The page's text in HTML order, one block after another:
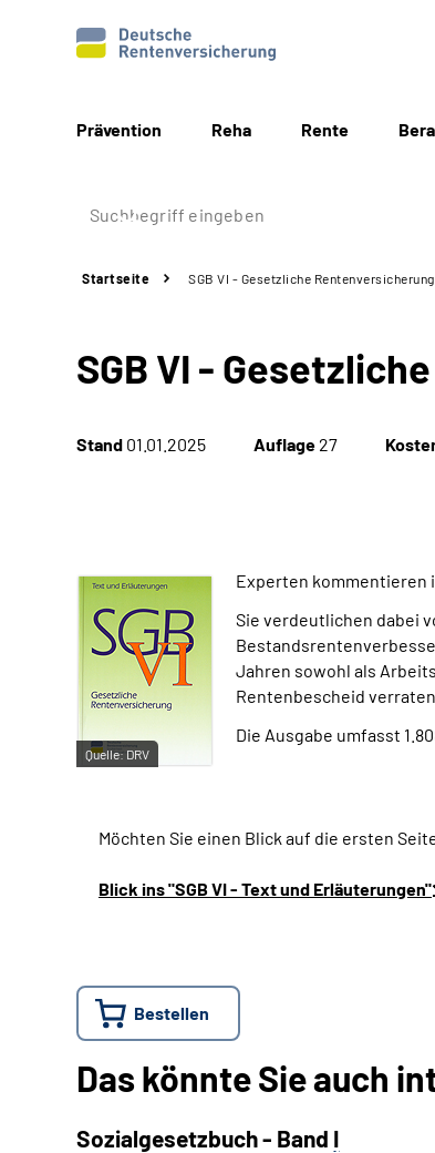
Prävention Reha Rente
Startseite SGB VI - Gesetzliche
SGB VI -
Stand 01.01.2025 Auflage 27
Quelle: DRV
Experten kommentieren
Sie verdeutlichen dabei
Jahren sowohl als
Rentenbescheid verraten.
Die Ausgabe umfasst
Möchten Sie einen Blick auf die ersten
Blick ins "SGB VI - Text und Erläuterungen"
Bestellen
Das könnte Sie auch
Sozialgesetzbuch - Band I